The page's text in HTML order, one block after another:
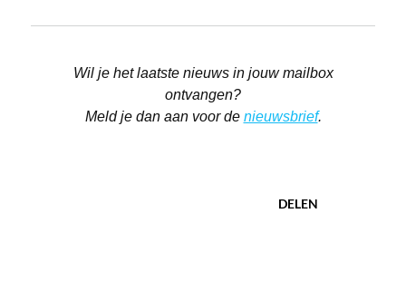
Wil je het laatste nieuws in jouw mailbox
ontvangen?
Meld je dan aan voor de nieuwsbrief.
DELEN